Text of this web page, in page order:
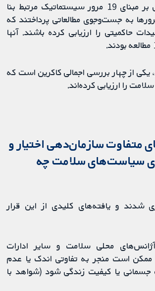
این بررسی اجمالی بر مبنای 19 مرور سیستماتیک مرتبط بنا
به جست‌وجوی مطالعاتی پرداختند که
حاکمیتی را ارزیابی کرده باشند. آنها
یکی از چهار بررسی اجمالی کاکرین است که
را ارزیابی کرده‌اند.
متفاوت سازمان‌دهی اختیار و
سیاست‌های سلامت چه
شدند و یافته‌های کلیدی از این قرار
محلی سلامت و سایر ادارات
ممکن است منجر به تفاوتی اندک یا عدم
یا کیفیت زندگی شود (شواهد با